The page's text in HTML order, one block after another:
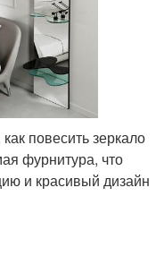
повесить зеркало
фурнитура, что
и красивый дизайн